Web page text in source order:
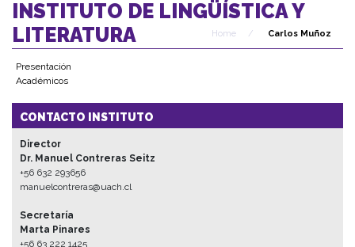
INSTITUTO DE LINGÜÍSTICA Y
LITERATURA
Home / Carlos Muñoz
Presentación
Académicos
CONTACTO INSTITUTO
Director
Dr. Manuel Contreras Seitz
+56 632 293656
manuelcontreras@uach.cl
Secretaría
Marta Pinares
+56 63 222 1425